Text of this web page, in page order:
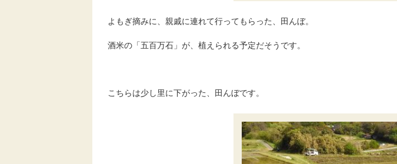
よもぎ摘みに、親戚に連れて行ってもらった、田んぼ。
酒米の「五百万石」が、植えられる予定だそうです。
こちらは少し里に下がった、田んぼです。